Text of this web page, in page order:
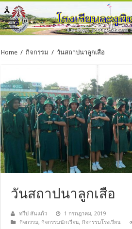
Home / กิจกรรม / วันสถาปนาลูกเสือ
วันสถาปนาลูกเสือ
ทวีป สันแก้ว
1 กรกฎาคม, 2019
กิจกรรม, กิจกรรมนักเรียน, กิจกรรมโรงเรียน